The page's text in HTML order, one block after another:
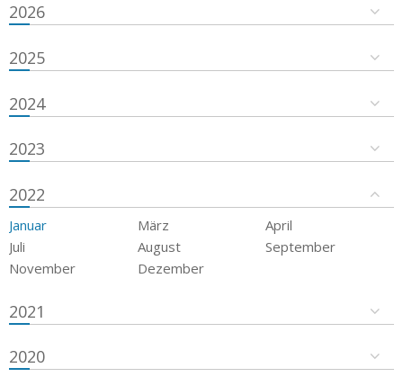
2026
2025
2024
2023
2022
Januar März
April
Juli
August
September
November
Dezember
2021
2020